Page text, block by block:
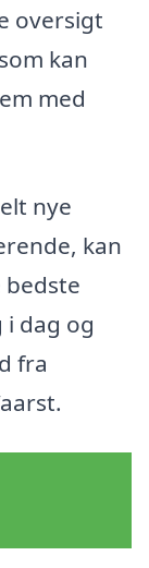
oversigt
kan
med
nye
kan
i dag og
fra